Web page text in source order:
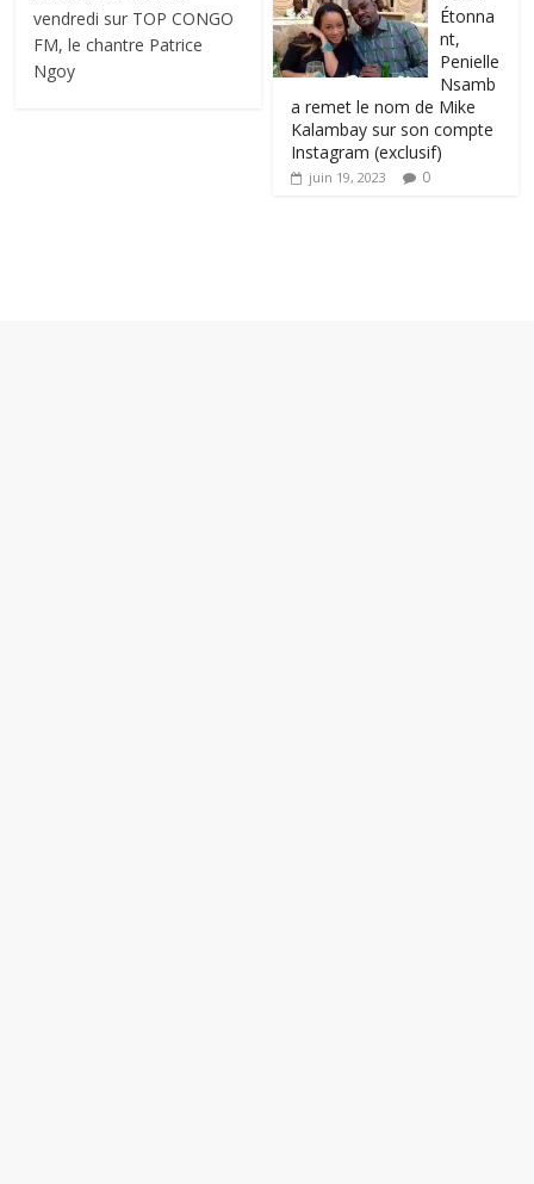
vendredi sur TOP CONGO
FM, le chantre Patrice
Ngoy
Étonna
nt,
Penielle
Nsamb
a remet le nom de Mike
Kalambay sur son compte
Instagram (exclusif)
juin 19, 2023 0